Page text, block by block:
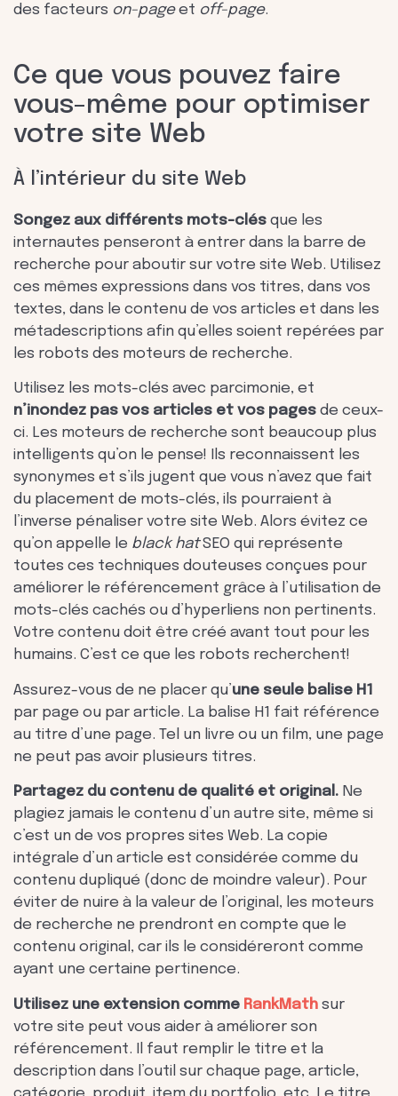
des facteurs on-pageet off-page.
Ce que vous pouvez faire
vous-même pour optimiser
votre site Web
À l’intérieur du site Web
Songez aux différents mots-clés que les
internautes penseront à entrer dans la barre de
recherche pour aboutir sur votre site Web. Utilisez
ces mêmes expressions dans vos titres, dans vos
textes, dans le contenu de vos articles et dans les
métadescriptions afin qu’elles soient repérées par
les robots des moteurs de recherche.
Utilisez les mots-clés avec parcimonie, et
n’inondez pas vos articles et vos pages de ceux-
ci. Les moteurs de recherche sont beaucoup plus
intelligents qu’on le pense! Ils reconnaissent les
synonymes et s’ils jugent que vous n’avez que fait
du placement de mots-clés, ils pourraient à
l’inverse pénaliser votre site Web. Alors évitez ce
qu’on appelle le black hatSEO qui représente
toutes ces techniques douteuses conçues pour
améliorer le référencement grâce à l’utilisation de
mots-clés cachés ou d’hyperliens non pertinents.
Votre contenu doit être créé avant tout pour les
humains. C’est ce que les robots recherchent!
Assurez-vous de ne placer qu’une seule balise H1
par page ou par article. La balise H1 fait référence
au titre d’une page. Tel un livre ou un film, une page
ne peut pas avoir plusieurs titres.
Partagez du contenu de qualité et original. Ne
plagiez jamais le contenu d’un autre site, même si
c’est un de vos propres sites Web. La copie
intégrale d’un article est considérée comme du
contenu dupliqué (donc de moindre valeur). Pour
éviter de nuire à la valeur de l’original, les moteurs
de recherche ne prendront en compte que le
contenu original, car ils le considéreront comme
ayant une certaine pertinence.
Utilisez une extension comme RankMath sur
votre site peut vous aider à améliorer son
référencement. Il faut remplir le titre et la
description dans l’outil sur chaque page, article,